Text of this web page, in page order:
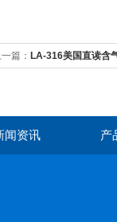
篇： LA-316美国直读含
闻资讯 产